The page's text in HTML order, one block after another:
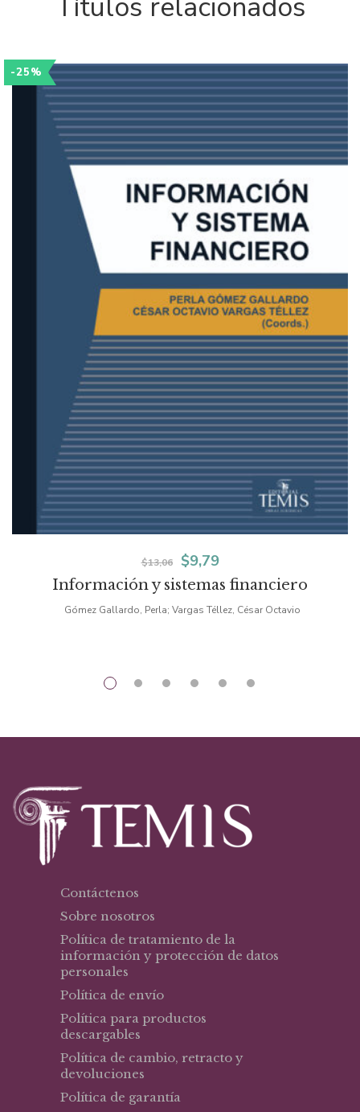
-25%
Información y sistemas financiero
$13,06
El
precio
original
$13,06.
$9,79El
precio
actual
$9,79.
Gómez Gallardo, Perla; Vargas Téllez, César Octavio
Contáctenos
Sobre nosotros
Política de tratamiento de la
información y protección de datos
personales
Política de envío
Política para productos
descargables
Política de cambio, retracto y
devoluciones
Política de garantía